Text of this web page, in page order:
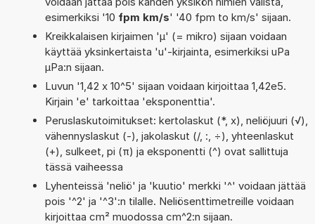
esimerkiksi '10 fpm km/s' '40 fpm to km/s' sijaan.
Kreikkalaisen kirjaimen 'µ' (= mikro) sijaan voidaan
käyttää yksinkertaista 'u'-kirjainta, esimerkiksi uPa
µPa:n sijaan.
Luvun '1,42 x 10^5' sijaan voidaan kirjoittaa 1,42e5.
Kirjain 'e' tarkoittaa 'eksponenttia'.
Peruslaskutoimitukset: kertolaskut (*, x), neliöjuuri (√),
vähennyslaskut (-), jakolaskut (/, :, ÷), yhteenlaskut
(+), sulkeet, pi (π) ja eksponentti (^) ovat sallittuja
tässä vaiheessa
Lyhenteissä 'neliö' ja 'kuutio' merkki '^' voidaan jättää
pois '^2' ja '^3':n tilalle. Neliösenttimetreille voidaan
kirjoittaa cm² muodossa cm^2:n sijaan.